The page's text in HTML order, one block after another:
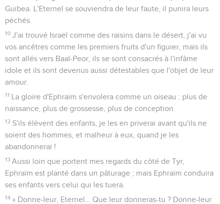
Guibea. L'Eternel se souviendra de leur faute, il punira leurs
péchés.
10 J'ai trouvé Israël comme des raisins dans le désert, j'ai vu
vos ancêtres comme les premiers fruits d'un figuier, mais ils
sont allés vers Baal-Peor, ils se sont consacrés à l'infâme
idole et ils sont devenus aussi détestables que l'objet de leur
amour.
11 La gloire d'Ephraïm s'envolera comme un oiseau : plus de
naissance, plus de grossesse, plus de conception.
12 S'ils élèvent des enfants, je les en priverai avant qu'ils ne
soient des hommes, et malheur à eux, quand je les
abandonnerai !
13 Aussi loin que portent mes regards du côté de Tyr,
Ephraïm est planté dans un pâturage ; mais Ephraïm conduira
ses enfants vers celui qui les tuera.
14 « Donne-leur, Eternel… Que leur donneras-tu ? Donne-leur